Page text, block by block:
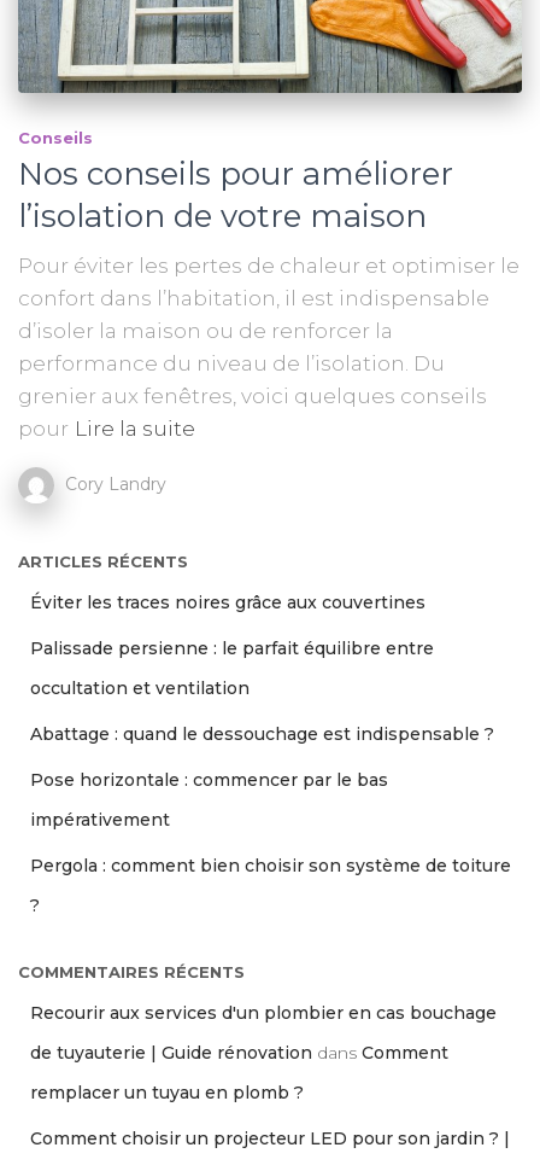
Conseils
Nos conseils pour améliorer
l’isolation de votre maison
Pour éviter les pertes de chaleur et optimiser le
confort dans l’habitation, il est indispensable
d’isoler la maison ou de renforcer la
performance du niveau de l’isolation. Du
grenier aux fenêtres, voici quelques conseils
pour Lire la suite
Cory Landry
ARTICLES RÉCENTS
Éviter les traces noires grâce aux couvertines
Palissade persienne : le parfait équilibre entre
occultation et ventilation
Abattage : quand le dessouchage est indispensable ?
Pose horizontale : commencer par le bas
impérativement
Pergola : comment bien choisir son système de toiture
?
COMMENTAIRES RÉCENTS
Recourir aux services d'un plombier en cas bouchage
de tuyauterie | Guide rénovation dans Comment
remplacer un tuyau en plomb ?
Comment choisir un projecteur LED pour son jardin ? |